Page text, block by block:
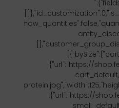
{"url":"https://
:{"url":"https://